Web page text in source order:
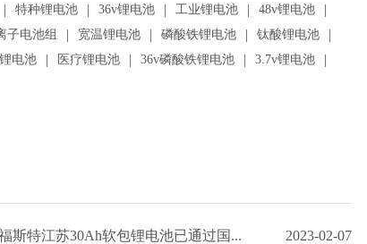
| 特种锂电池 | 36v锂电池 | 工业锂电池 | 48v锂电池 |
子电池组 | 宽温锂电池 | 磷酸铁锂电池 | 钛酸锂电池 |
电池 | 医疗锂电池 | 36v磷酸铁锂电池 | 3.7v锂电池 |
斯特江苏30Ah软包锂电池已通过国... 2023-02-07